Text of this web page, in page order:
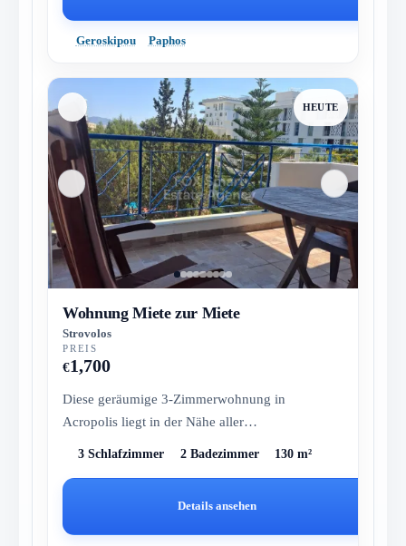
Geroskipou Paphos
HEUTE
Wohnung Miete zur Miete
Strovolos
PREIS
€1,700
Diese geräumige 3-Zimmerwohnung in
Acropolis liegt in der Nähe aller
3 Schlafzimmer 2 Badezimmer 130 m²
Details ansehen